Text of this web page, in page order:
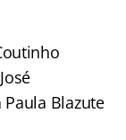
Blazute